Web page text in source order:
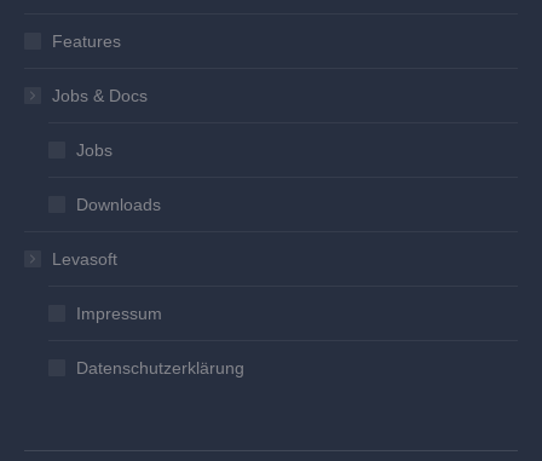
Features
Jobs & Docs
Jobs
Downloads
Levasoft
Impressum
Datenschutzerklärung